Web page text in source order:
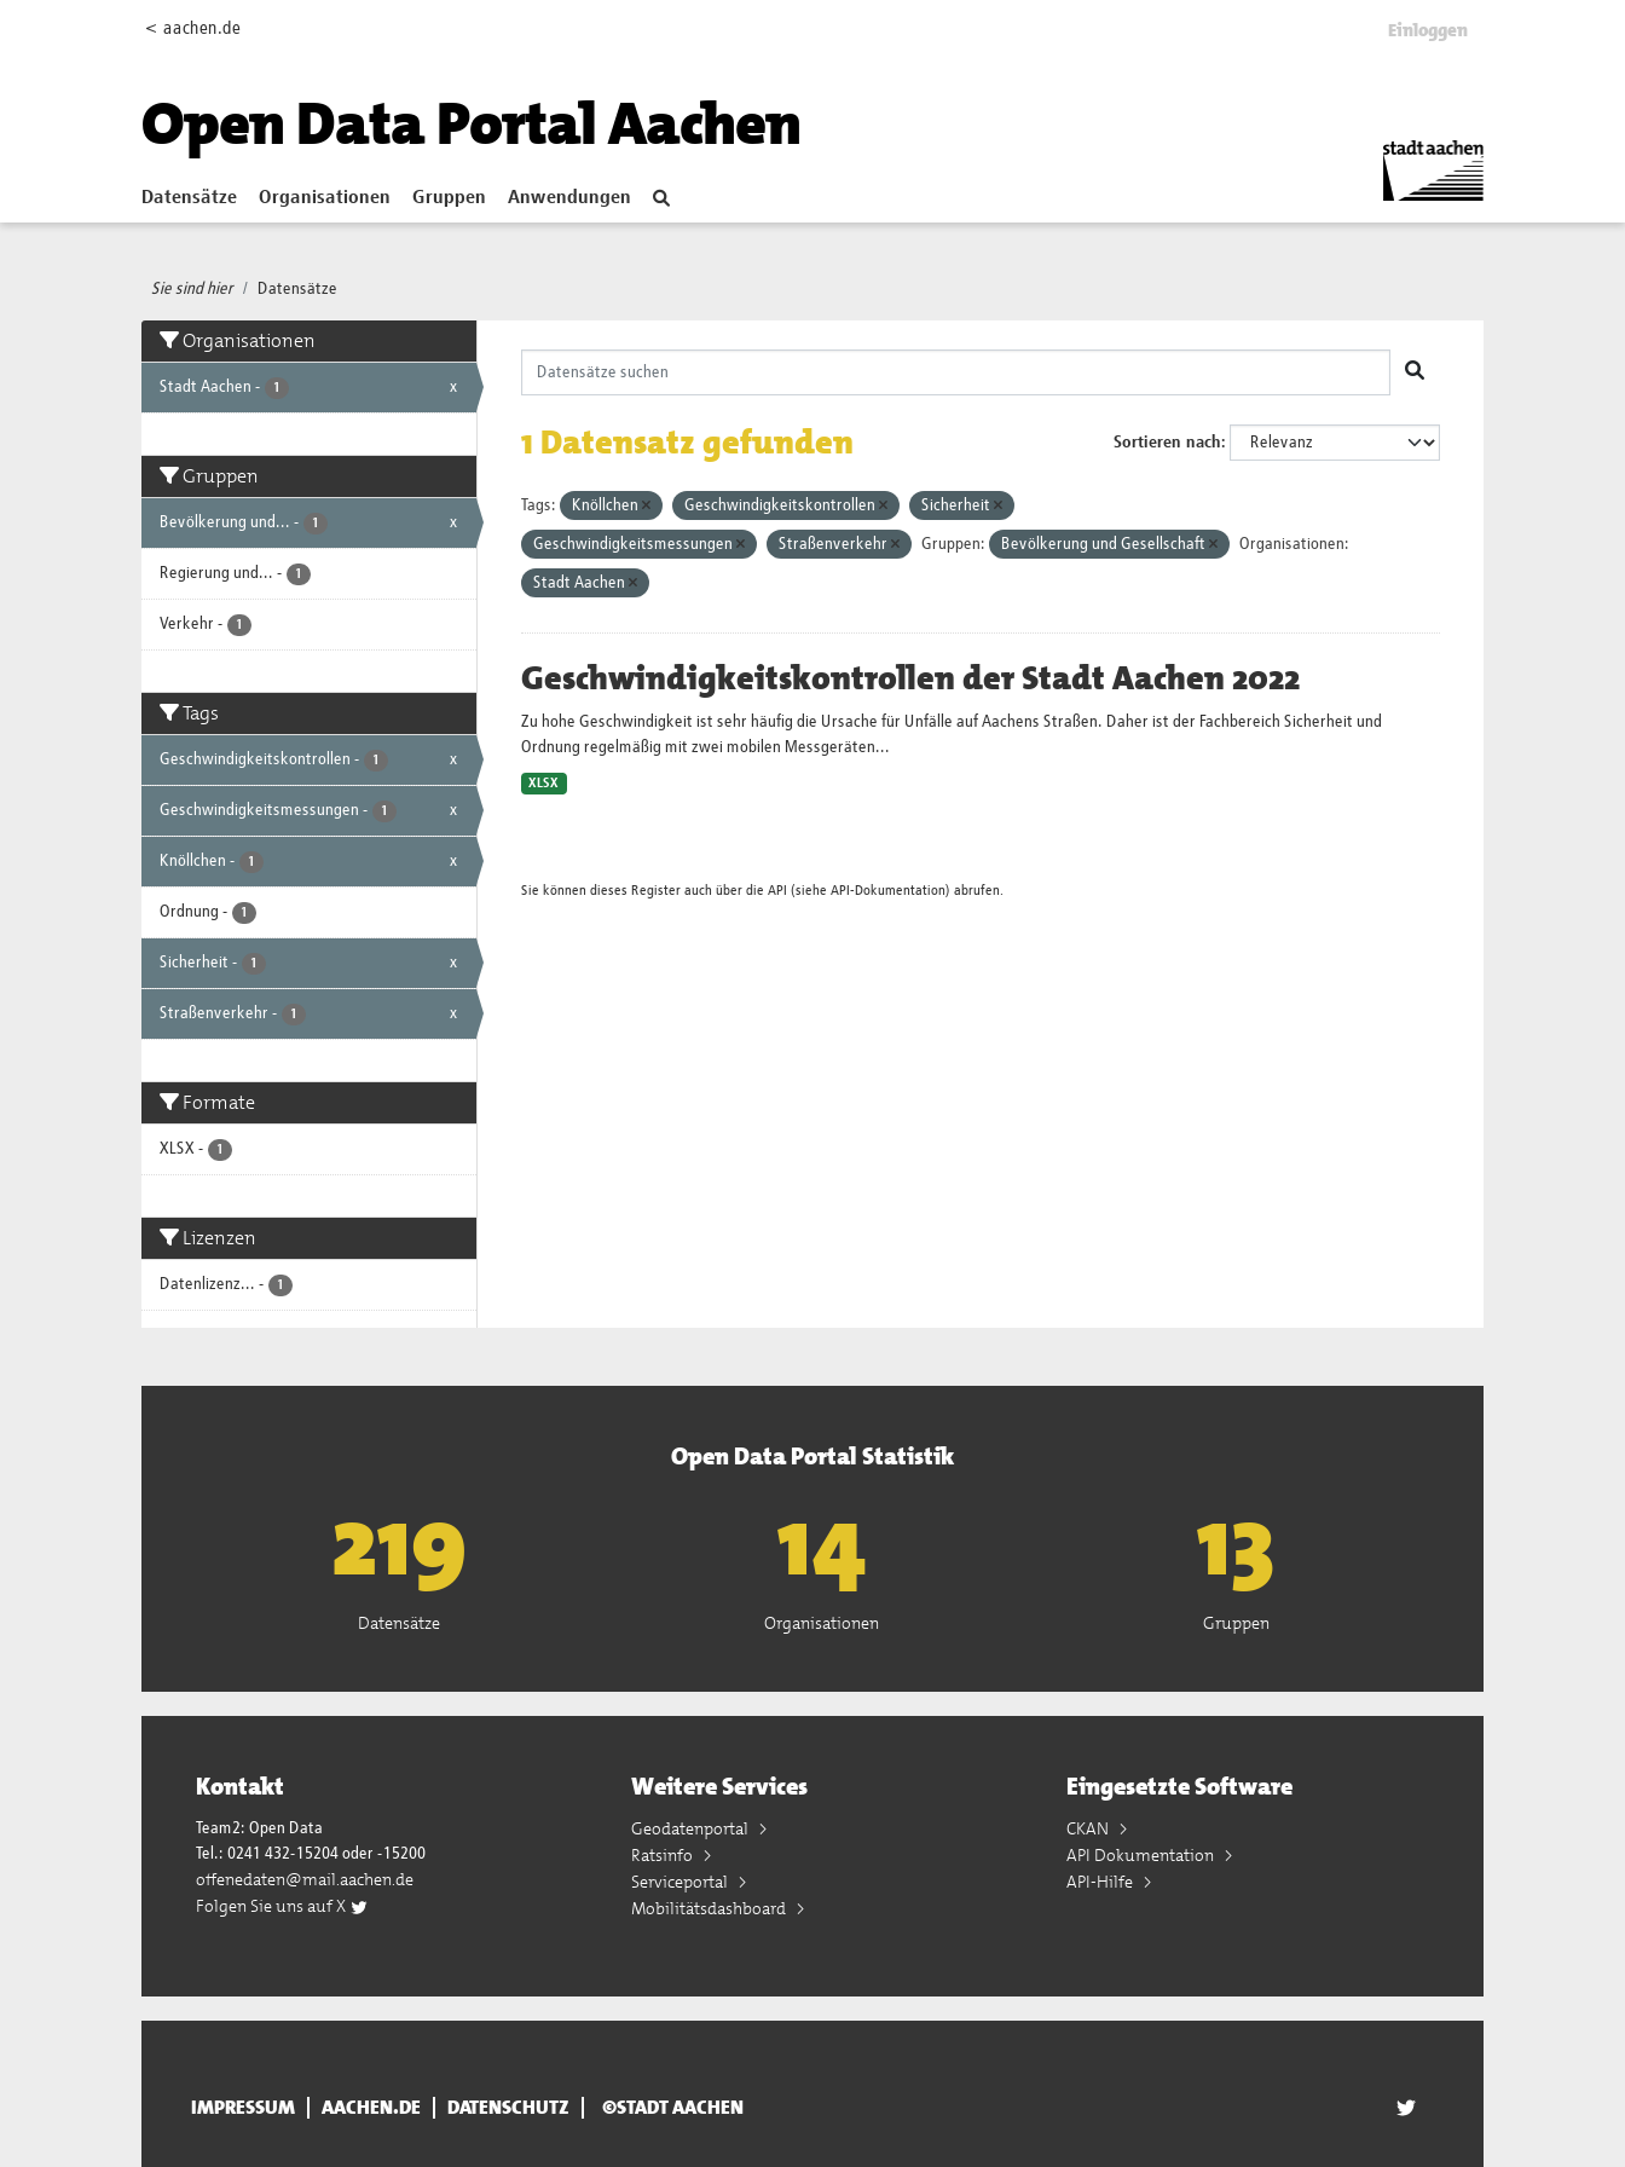
< aachen.de Einloggen
Open Data Portal Aachen
Datensätze Organisationen Gruppen Anwendungen
Sie sind hier Datensätze
Organisationen
Stadt Aachen - 1 x
Gruppen
Bevölkerung und... - 1 x
Regierung und... - 1
Verkehr - 1
Tags
Geschwindigkeitskontrollen - 1 x
Geschwindigkeitsmessungen - 1 x
Knöllchen - 1 x
Ordnung - 1
Sicherheit - 1 x
Straßenverkehr - 1 x
Formate
XLSX - 1
Lizenzen
Datenlizenz... - 1
Sortieren nach
1 Datensatz gefunden
Tags: Knöllchen Geschwindigkeitskontrollen Sicherheit
Geschwindigkeitsmessungen Straßenverkehr Gruppen: Bevölkerung und Gesellschaft Organisationen:
Stadt Aachen
Geschwindigkeitskontrollen der Stadt Aachen 2022
Zu hohe Geschwindigkeit ist sehr häufig die Ursache für Unfälle auf Aachens Straßen. Daher ist der Fachbereich Sicherheit und
Ordnung regelmäßig mit zwei mobilen Messgeräten...
XLSX
Sie können dieses Register auch über die API (siehe API-Dokumentation) abrufen.
Open Data Portal Statistik
222
Datensätze
15
Organisationen
13
Gruppen
Kontakt
Team2: Open Data
Tel.: 0241 432-15204 oder -15200
offenedaten@mail.aachen.de
Folgen Sie uns auf X
Weitere Services
Geodatenportal
Ratsinfo
Serviceportal
Mobilitätsdashboard
Eingesetzte Software
CKAN
API Dokumentation
API-Hilfe
IMPRESSUM AACHEN.DE DATENSCHUTZ ©STADT AACHEN